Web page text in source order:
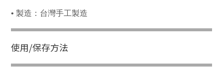
• 製造：台灣手工製造
使⽤/保存方法